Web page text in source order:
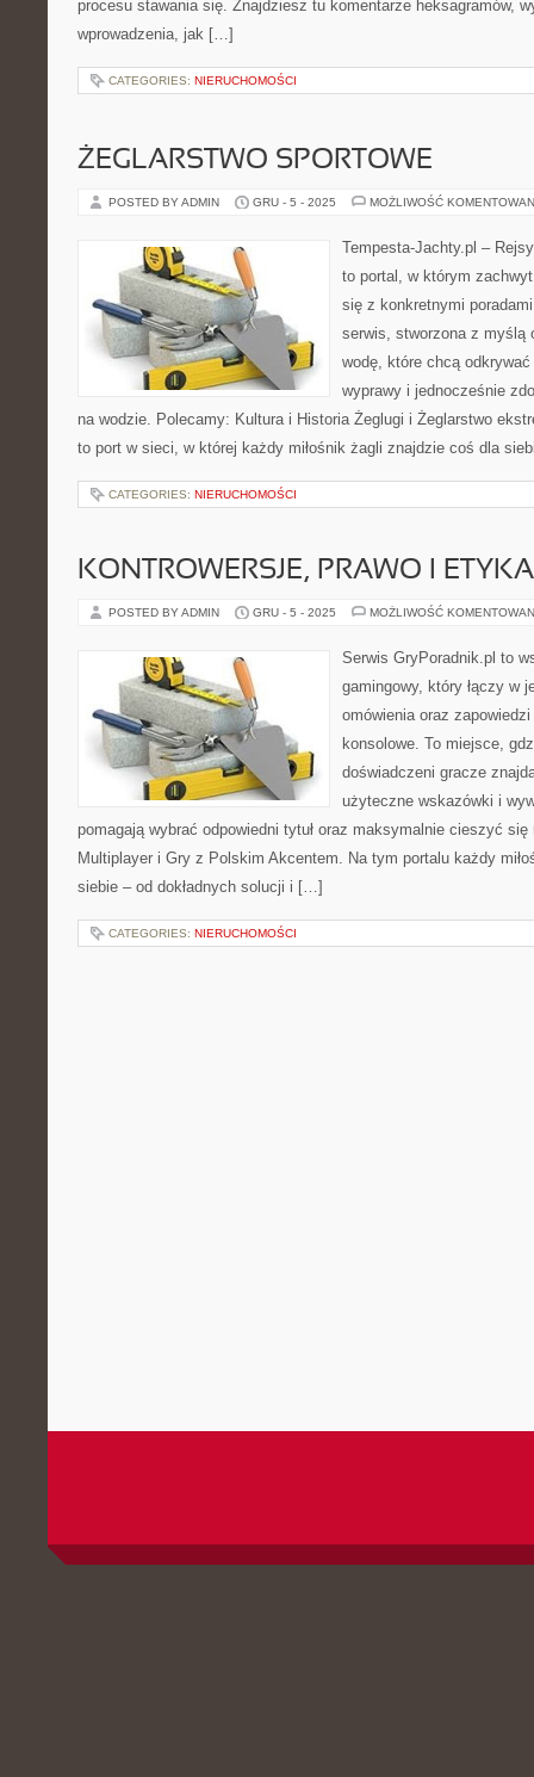
procesu stawania się. Znajdziesz tu komentarze heksagramów,
wprowadzenia, jak […]
CATEGORIES: NIERUCHOMOŚCI
ŻEGLARSTWO SPORTOWE
POSTED BY ADMIN GRU - 5 - 2025 MOŻLIWOŚĆ
Tempesta-Jachty.pl –
to portal, w którym
się z konkretnymi
serwis, stworzona z myślą
wodę, które chcą odkrywać
wyprawy i jednocześnie
na wodzie. Polecamy: Kultura i Historia Żeglugi i Żeglarstwo
to port w sieci, w której każdy miłośnik żagli znajdzie coś dla
CATEGORIES: NIERUCHOMOŚCI
KONTROWERSJE, PRAWO I
POSTED BY ADMIN GRU - 5 - 2025 MOŻLIWOŚĆ
Serwis GryPoradnik.pl to
gamingowy, który łączy w
omówienia oraz
konsolowe. To miejsce,
doświadczeni gracze
użyteczne wskazówki i
pomagają wybrać odpowiedni tytuł oraz maksymalnie cieszyć
Multiplayer i Gry z Polskim Akcentem. Na tym portalu każdy
siebie – od dokładnych solucji i […]
CATEGORIES: NIERUCHOMOŚCI